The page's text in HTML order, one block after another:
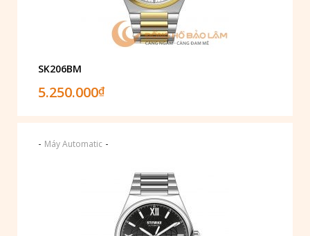
SK206BM
5.250.000₫
- Máy Automatic -